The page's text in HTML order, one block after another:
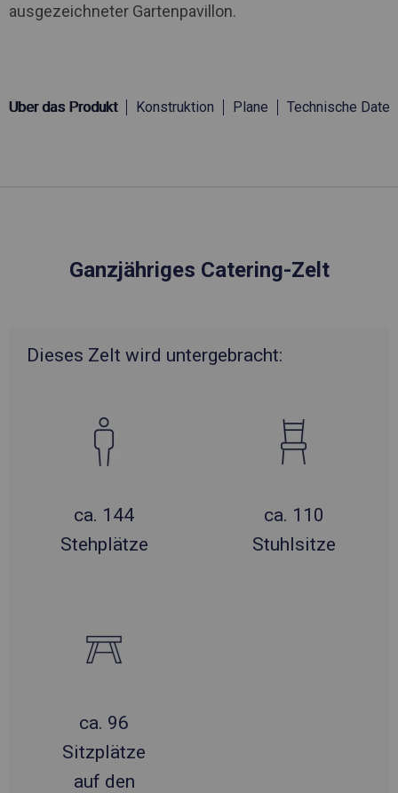
ausgezeichneter Gartenpavillon.
Über das Produkt Konstruktion Plane Technische Daten
Ganzjähriges Catering-Zelt
Dieses Zelt wird untergebracht:
ca. 144
Stehplätze
ca. 110
Stuhlsitze
ca. 96
Sitzplätze
auf den